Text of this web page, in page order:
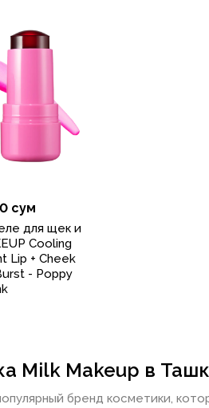
сум
для щек и
Cooling
Lip + Cheek
- Poppy
Milk Makeup в
бренд косметики,